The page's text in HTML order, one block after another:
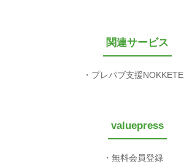
関連サービス
プレパブ支援NOKKETE
valuepress
無料会員登録